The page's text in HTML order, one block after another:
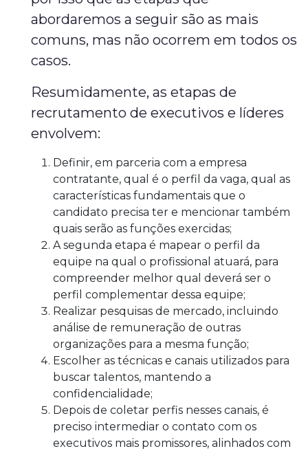
abordaremos a seguir são as mais
comuns, mas não ocorrem em todos os
casos.
Resumidamente, as etapas de
recrutamento de executivos e líderes
envolvem:
Definir, em parceria com a empresa
contratante, qual é o perfil da vaga, qual as
características fundamentais que o
candidato precisa ter e mencionar também
quais serão as funções exercidas;
A segunda etapa é mapear o perfil da
equipe na qual o profissional atuará, para
compreender melhor qual deverá ser o
perfil complementar dessa equipe;
Realizar pesquisas de mercado, incluindo
análise de remuneração de outras
organizações para a mesma função;
Escolher as técnicas e canais utilizados para
buscar talentos, mantendo a
confidencialidade;
Depois de coletar perfis nesses canais, é
preciso intermediar o contato com os
executivos mais promissores, alinhados com